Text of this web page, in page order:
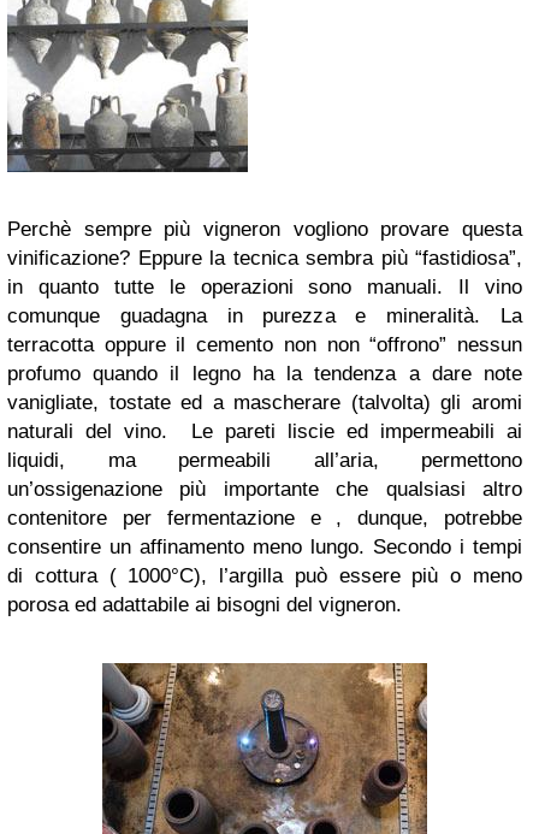
Perchè sempre più vigneron vogliono provare questa
vinificazione? Eppure la tecnica sembra più “fastidiosa”,
in quanto tutte le operazioni sono manuali. Il vino
comunque guadagna in purezza e mineralità. La
terracotta oppure il cemento non non “offrono” nessun
profumo quando il legno ha la tendenza a dare note
vanigliate, tostate ed a mascherare (talvolta) gli aromi
naturali del vino. Le pareti liscie ed impermeabili ai
liquidi, ma permeabili all’aria, permettono
un’ossigenazione più importante che qualsiasi altro
contenitore per fermentazione e , dunque, potrebbe
consentire un affinamento meno lungo. Secondo i tempi
di cottura ( 1000°C), l’argilla può essere più o meno
porosa ed adattabile ai bisogni del vigneron.